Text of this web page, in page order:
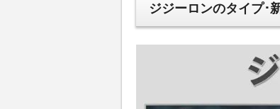
ジジーロンのタイプ･